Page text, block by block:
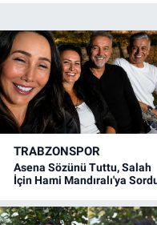
TRABZONSPOR
Asena Sözünü Tuttu, Salah
İçin Hami Mandıralı'ya